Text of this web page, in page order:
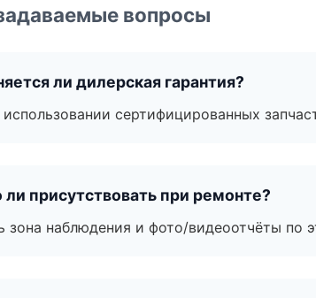
вопросы
ли дилерская гарантия?
сертифицированных
присутствовать при ремонте?
зона наблюдения и фото/видеоотчёты по